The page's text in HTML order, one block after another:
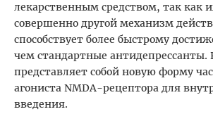
лекарственным средством, так как
совершенно другой механизм
способствует более быстрому
чем стандартные антидепрессанты.
представляет собой новую форму
агониста NMDA-рецептора для
введения.